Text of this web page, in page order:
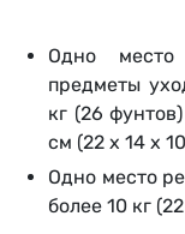
Одно место
предметы
кг (26
см (22 x 14 x
Одно место
более 10 кг